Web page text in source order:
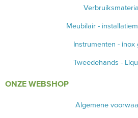
Meubilair -
Instrumenten - inox
Tweedehands -
ONZE WEBSHOP
Algemene